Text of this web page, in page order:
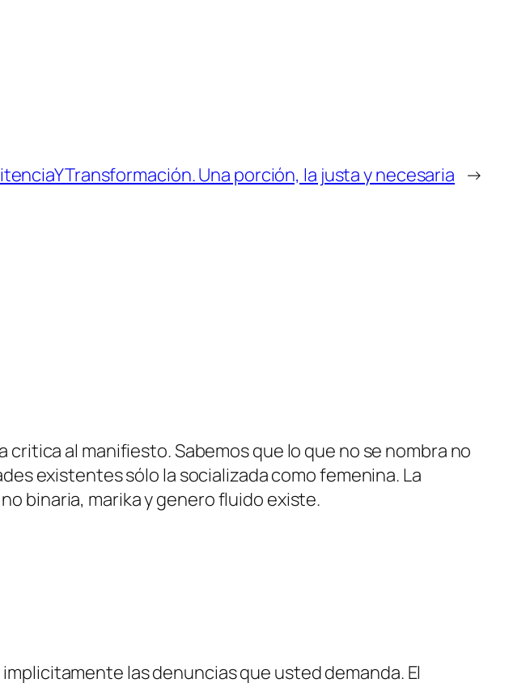
Una porción, la justa y necesaria →
al manifiesto. Sabemos que lo que no se nombra no
existentes sólo la socializada como femenina. La
binaria, marika y genero fluido existe.
las denuncias que usted demanda. El